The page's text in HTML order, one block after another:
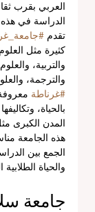
العربي بقرب
الدراسة في هذه
تقدم
كثيرة مثل العلوم
والتربية،
والترجمة،
#غرناطة
بالحياة،
المدن الكبرى
هذه الجامعة
الجمع بين
والحياة الطلابية
جامعة